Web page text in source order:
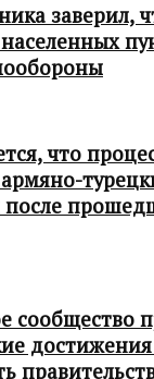
заверил,
что
сообщество